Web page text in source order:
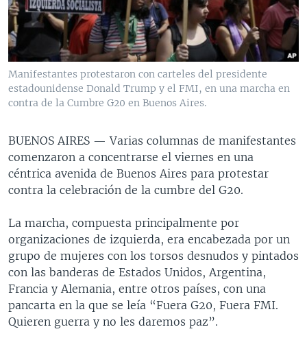
VENEZUELA
BRASIL
NICARAGUA
ECONOMÍA
ENTRETENIMIENTO Y CULTURA
TECNOLOGÍA
DEPORTES
MULTIMEDIA
VIDEOS
FOTOGRAFÍA
AUDIOS
PROGRAMAS TV
EL MUNDO AL DÍA
FORO INTERAMERICANO
LAS CLAVES
PANORAMA
RADIO
AVANCE INFORMATIVO
BUENOS DÍAS AMÉRICA
ESTADOS UNIDOS AL DÍA
EL MUNDO AL DÍA [RADIO]
DEPORTIVO INTERNACIONAL
NOTA ECONÓMICA
ENTRETENIMIENTO
DIRECT
Learning English
Idiomas
Manifestantes protestaron con carteles del presidente
estadounidense Donald Trump y el FMI, en una marcha en
contra de la Cumbre G20 en Buenos Aires.
BUENOS AIRES —Varias columnas de manifestantes
comenzaron a concentrarse el viernes en una
céntrica avenida de Buenos Aires para protestar
contra la celebración de la cumbre del G20.
La marcha, compuesta principalmente por
organizaciones de izquierda, era encabezada por un
grupo de mujeres con los torsos desnudos y pintados
con las banderas de Estados Unidos, Argentina,
Francia y Alemania, entre otros países, con una
pancarta en la que se leía “Fuera G20, Fuera FMI.
Quieren guerra y no les daremos paz”.